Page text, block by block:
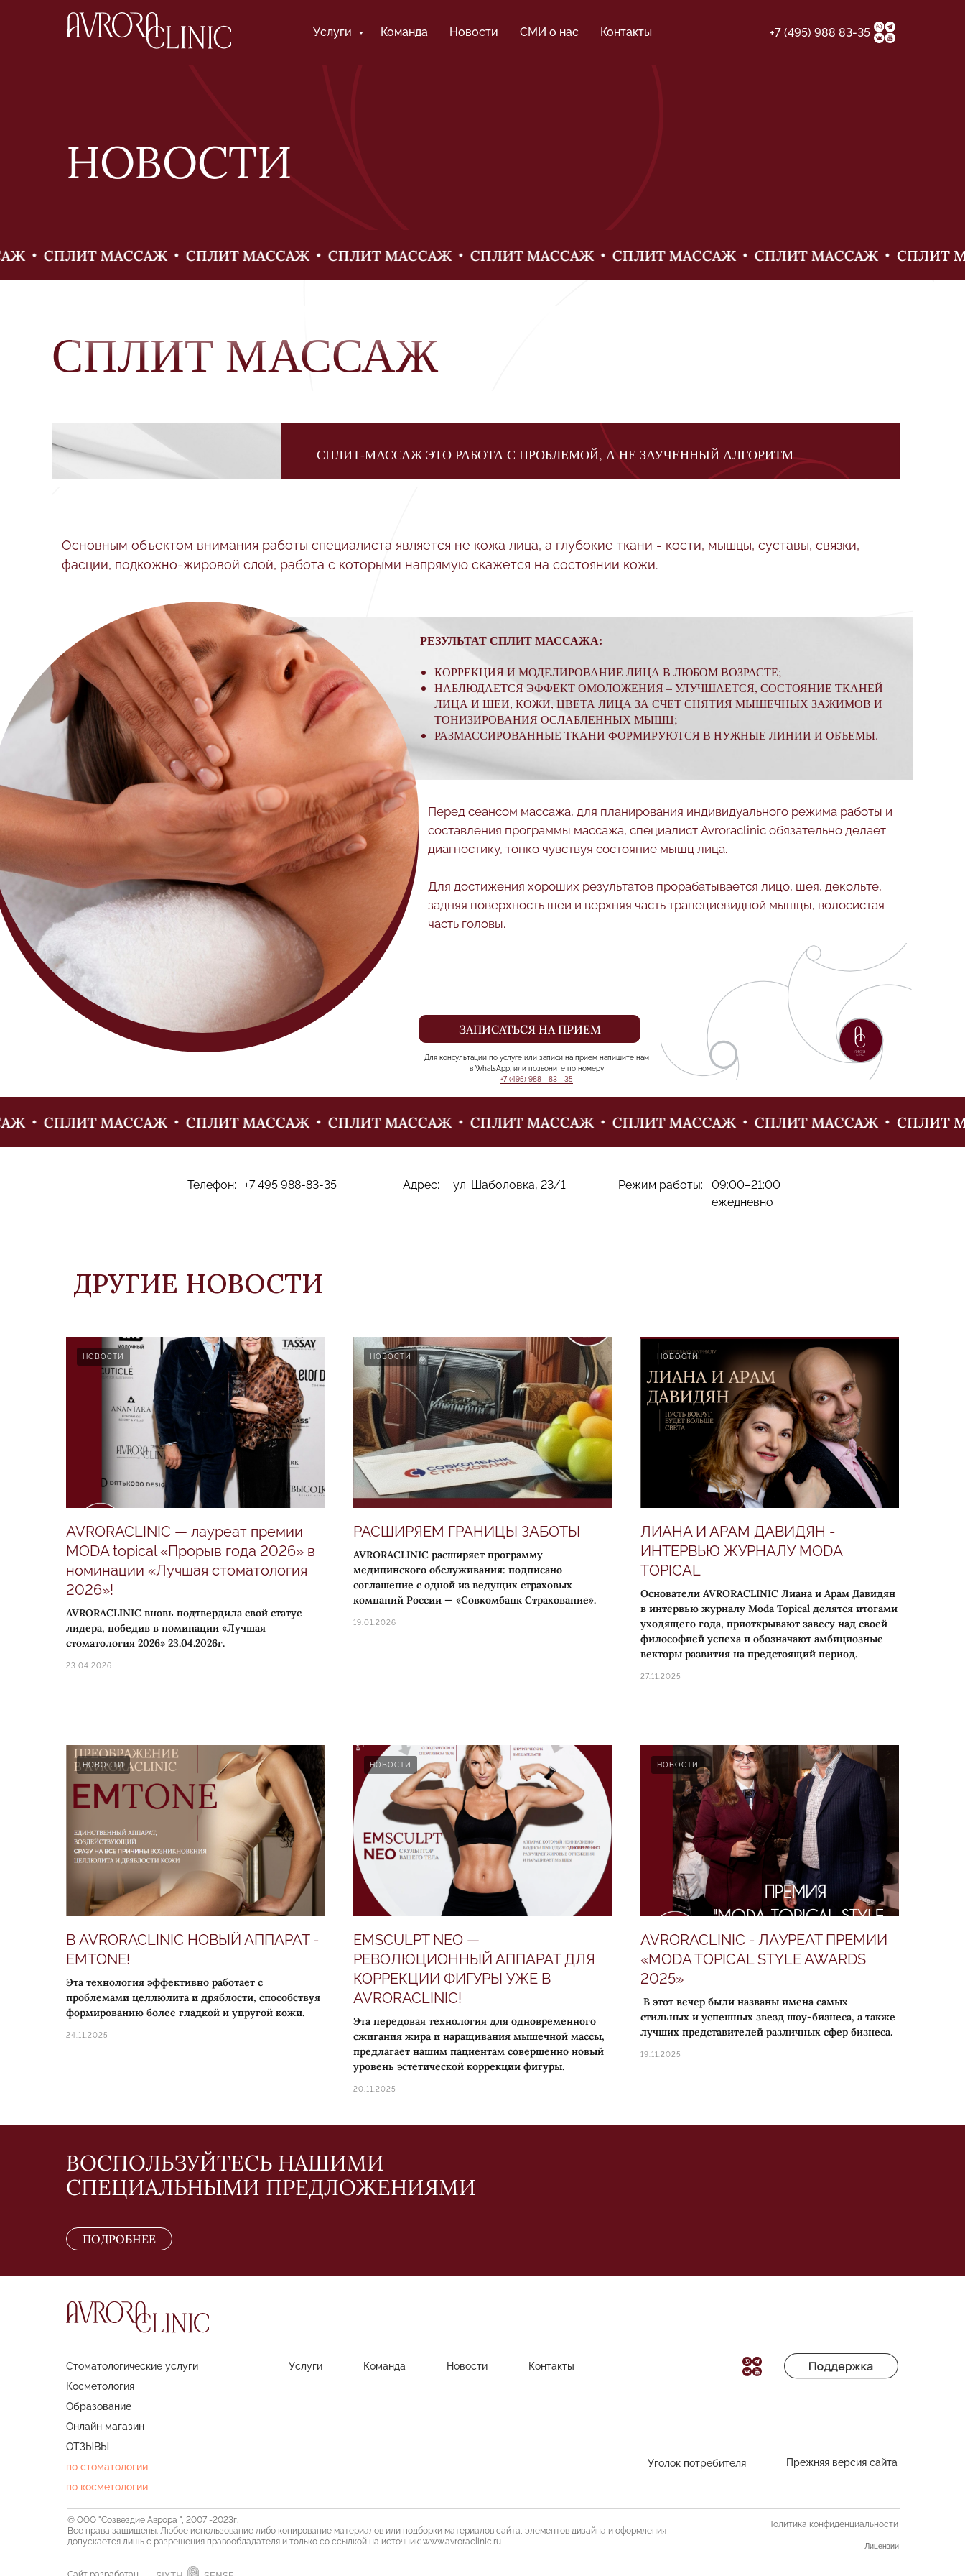
Услуги Команда Новости СМИ о нас Контакты +7 (495) 988 83-35
НОВОСТИ
СПЛИТ МАССАЖ СПЛИТ МАССАЖ СПЛИТ МАССАЖ СПЛИТ МАССАЖ СПЛИТ МАССАЖ СПЛИТ МАССАЖ СПЛИТ
СПЛИТ МАССАЖ
СПЛИТ-МАССАЖ ЭТО РАБОТА С ПРОБЛЕМОЙ, А НЕ ЗАУЧЕННЫЙ АЛГОРИТМ
Перед сеансом массажа, для планирования индивидуального режима работы и
составления программы массажа, специалист Avroraclinic обязательно делает
диагностику, тонко чувствуя состояние мышц лица.
Для достижения хороших результатов прорабатывается лицо, шея, декольте,
задняя поверхность шеи и верхняя часть трапециевидной мышцы, волосистая
часть головы.
Основным объектом внимания работы специалиста является не кожа лица, а глубокие ткани - кости, мышцы, суставы, связки,
фасции, подкожно-жировой слой, работа с которыми напрямую скажется на состоянии кожи.
РЕЗУЛЬТАТ СПЛИТ МАССАЖА:
КОРРЕКЦИЯ И МОДЕЛИРОВАНИЕ ЛИЦА В ЛЮБОМ ВОЗРАСТЕ;
НАБЛЮДАЕТСЯ ЭФФЕКТ ОМОЛОЖЕНИЯ – УЛУЧШАЕТСЯ, СОСТОЯНИЕ ТКАНЕЙ
ЛИЦА И ШЕИ, КОЖИ, ЦВЕТА ЛИЦА ЗА СЧЕТ СНЯТИЯ МЫШЕЧНЫХ ЗАЖИМОВ И
ТОНИЗИРОВАНИЯ ОСЛАБЛЕННЫХ МЫШЦ;
РАЗМАССИРОВАННЫЕ ТКАНИ ФОРМИРУЮТСЯ В НУЖНЫЕ ЛИНИИ И ОБЪЕМЫ.
ЗАПИСАТЬСЯ НА ПРИЕМ
Для консультации по услуге или записи на прием напишите нам
в WhatsApp, или позвоните по номеру
+7 (495) 988 - 83 - 35
СПЛИТ МАССАЖ СПЛИТ МАССАЖ СПЛИТ МАССАЖ СПЛИТ МАССАЖ СПЛИТ МАССАЖ СПЛИТ МАССАЖ СПЛИТ
Режим работы:
09:00–21:00
ежедневно
Адрес: ул. Шаболовка, 23/1
Телефон: +7 495 988-83-35
ПОДРОБНЕЕ ЗАПИСАТЬСЯ НА ПРИЁМ
ДРУГИЕ НОВОСТИ
НОВОСТИ
AVRORACLINIC — лауреат премии
MODA topical «Прорыв года 2026» в
номинации «Лучшая стоматология
2026»!
AVRORACLINIC вновь подтвердила свой статус
лидера, победив в номинации «Лучшая
стоматология 2026» 23.04.2026г.
23.04.2026
НОВОСТИ
РАСШИРЯЕМ ГРАНИЦЫ ЗАБОТЫ
AVRORACLINIC расширяет программу
медицинского обслуживания: подписано
соглашение с одной из ведущих страховых
компаний России — «Совкомбанк Страхование».
19.01.2026
НОВОСТИ
ЛИАНА И АРАМ ДАВИДЯН -
ИНТЕРВЬЮ ЖУРНАЛУ MODA
TOPICAL
Основатели AVRORACLINIC Лиана и Арам Давидян
в интервью журналу Moda Topical делятся итогами
уходящего года, приоткрывают завесу над своей
философией успеха и обозначают амбициозные
векторы развития на предстоящий период.
27.11.2025
НОВОСТИ
В AVRORACLINIC НОВЫЙ АППАРАТ -
EMTONE!
Эта технология эффективно работает с
проблемами целлюлита и дряблости, способствуя
формированию более гладкой и упругой кожи.
24.11.2025
НОВОСТИ
EMSCULPT NEO —
РЕВОЛЮЦИОННЫЙ АППАРАТ ДЛЯ
КОРРЕКЦИИ ФИГУРЫ УЖЕ В
AVRORACLINIC!
Эта передовая технология для одновременного
сжигания жира и наращивания мышечной массы,
предлагает нашим пациентам совершенно новый
уровень эстетической коррекции фигуры.
20.11.2025
НОВОСТИ
AVRORACLINIC - ЛАУРЕАТ ПРЕМИИ
«MODA TOPICAL STYLE AWARDS
2025»
В этот вечер были названы имена самых
стильных и успешных звезд шоу-бизнеса, а также
лучших представителей различных сфер бизнеса.
19.11.2025
ВОСПОЛЬЗУЙТЕСЬ НАШИМИ
СПЕЦИАЛЬНЫМИ ПРЕДЛОЖЕНИЯМИ
ПОДРОБНЕЕ
Стоматологические услуги
Косметология
Образование
Онлайн магазин
Услуги Команда Новости Контакты
Уголок потребителя
Лицензии
Прежняя версия сайта
© ООО "Созвездие Аврора ", 2007 -2023г.
Все права защищены. Любое использование либо копирование материалов или подборки материалов сайта, элементов дизайна и оформления
допускается лишь с разрешения правообладателя и только со ссылкой на источник: www.avroraclinic.ru
Политика конфиденциальности
ОТЗЫВЫ
по стоматологии
по косметологии